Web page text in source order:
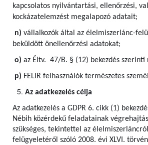
kapcsolatos nyilvántartási, ellenőrzési,
kockázatelemzést megalapozó adatait;
n) vállalkozók által az élelmiszerlánc-
beküldött önellenőrzési adatokat;
o) az Éltv. 47/B. § (12) bekezdés szerinti
p) FELIR felhasználók természetes
Az adatkezelés célja
Az adatkezelés a GDPR 6. cikk (1)
Nébih közérdekű feladatainak
szükséges, tekintettel az
felügyeletéről szóló 2008. évi XLVI.